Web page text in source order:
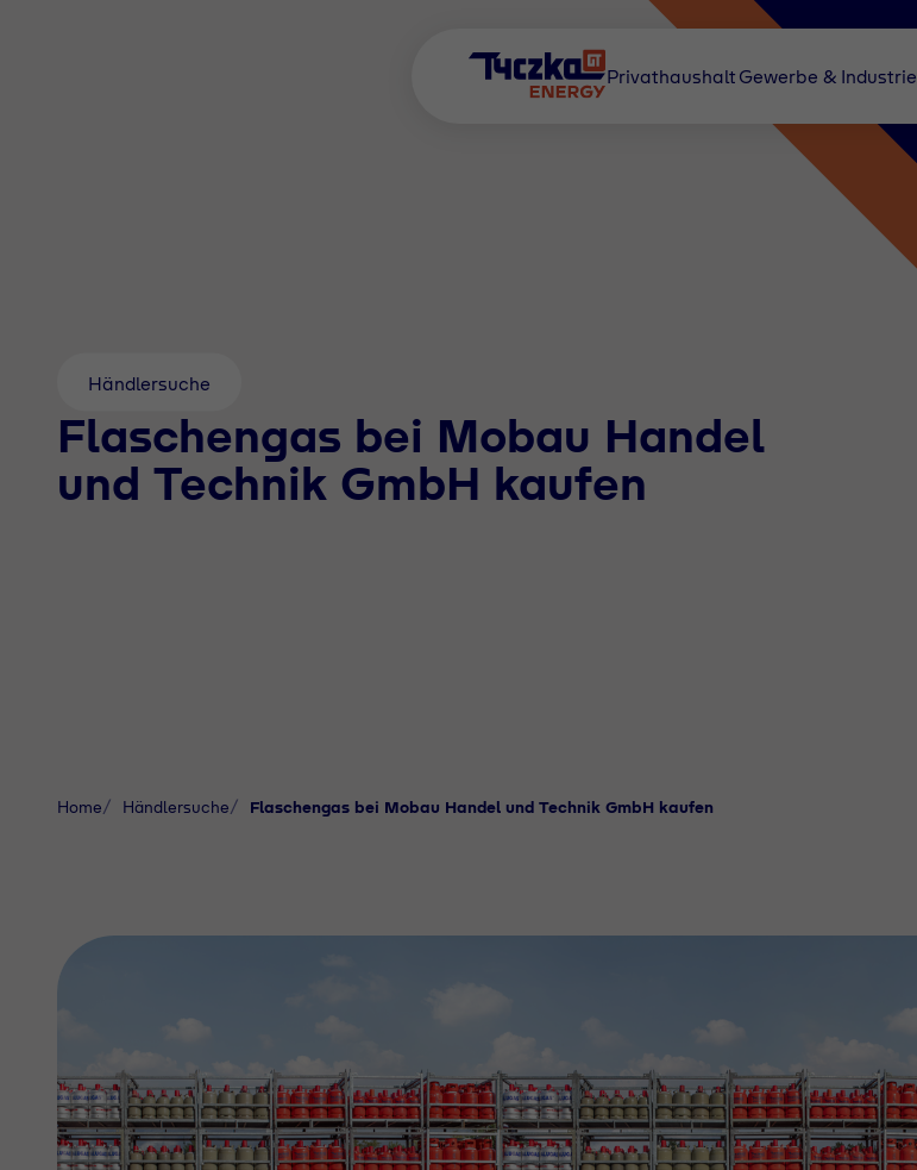
Privathaushalt Gewerbe & Industrie
Händlersuche
Flaschengas bei Mobau Handel
und Technik GmbH kaufen
Home Händlersuche Flaschengas bei Mobau Handel und Technik GmbH kaufen